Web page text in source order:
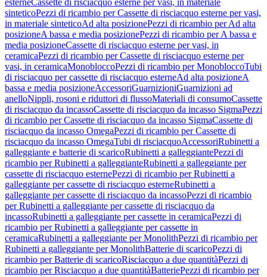
esterneCassette di risciacquo esterne per vasi, in materiale
sinteticoPezzi di ricambio per Cassette di risciacquo esterne per vasi,
in materiale sinteticoAd alta posizionePezzi di ricambio per Ad alta
posizioneA bassa e media posizionePezzi di ricambio per A bassa e
media posizioneCassette di risciacquo esterne per vasi, in
ceramicaPezzi di ricambio per Cassette di risciacquo esterne per
vasi, in ceramicaMonobloccoPezzi di ricambio per MonobloccoTubi
di risciacquo per cassette di risciacquo esterneAd alta posizioneA
bassa e media posizioneAccessoriGuarnizioniGuarnizioni ad
anelloNippli, rosoni e riduttori di flussoMateriali di consumoCassette
di risciacquo da incassoCassette di risciacquo da incasso SigmaPezzi
di ricambio per Cassette di risciacquo da incasso SigmaCassette di
risciacquo da incasso OmegaPezzi di ricambio per Cassette di
risciacquo da incasso OmegaTubi di risciacquoAccessoriRubinetti a
galleggiante e batterie di scaricoRubinetti a galleggiantePezzi di
ricambio per Rubinetti a galleggianteRubinetti a galleggiante per
cassette di risciacquo esternePezzi di ricambio per Rubinetti a
galleggiante per cassette di risciacquo esterneRubinetti a
galleggiante per cassette di risciacquo da incassoPezzi di ricambio
per Rubinetti a galleggiante per cassette di risciacquo da
incassoRubinetti a galleggiante per cassette in ceramicaPezzi di
ricambio per Rubinetti a galleggiante per cassette in
ceramicaRubinetti a galleggiante per MonolithPezzi di ricambio per
Rubinetti a galleggiante per MonolithBatterie di scaricoPezzi di
ricambio per Batterie di scaricoRisciacquo a due quantitàPezzi di
ricambio per Risciacquo a due quantitàBatteriePezzi di ricambio per